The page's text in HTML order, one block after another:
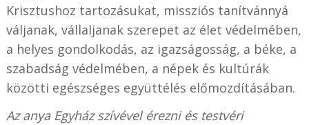
Krisztushoz tartozásukat, missziós tanítvánnyá
váljanak, vállaljanak szerepet az élet védelmében,
a helyes gondolkodás, az igazságosság, a béke, a
szabadság védelmében, a népek és kultúrák
közötti egészséges együttélés előmozdításában.
Az anya Egyház szívével érezni és testvéri